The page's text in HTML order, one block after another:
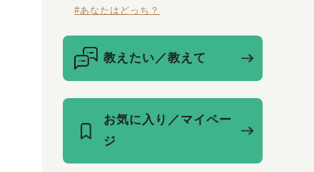
#あなたはどっち？
教えたい／教えて
お気に入り／マイペー
ジ